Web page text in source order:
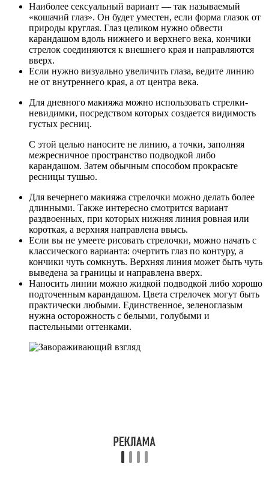
Наиболее сексуальный вариант — так называемый
«кошачий глаз». Он будет уместен, если форма глазок от
природы круглая. Глаз целиком нужно обвести
карандашом вдоль нижнего и верхнего века, кончики
стрелок соединяются к внешнего края и направляются
вверх.
Если нужно визуально увеличить глаза, ведите линию
не от внутреннего края, а от центра века.
Для дневного макияжа можно использовать стрелки-
невидимки, посредством которых создается видимость
густых ресниц.
С этой целью наносите не линию, а точки, заполняя
межресничное пространство подводкой либо
карандашом. Затем обычным способом прокрасьте
ресницы тушью.
Для вечернего макияжа стрелочки можно делать более
длинными. Также интересно смотрится вариант
раздвоенных, при которых нижняя линия ровная или
короткая, а верхняя направлена ввысь.
Если вы не умеете рисовать стрелочки, можно начать с
классического варианта: очертить глаз по контуру, а
кончики чуть сомкнуть. Верхняя линия может быть чуть
выведена за границы и направлена вверх.
Наносить линии можно жидкой подводкой либо хорошо
подточенным карандашом. Цвета стрелочек могут быть
практически любыми. Единственное, зеленоглазым
нужна осторожность с белыми, голубыми и
пастельными оттенками.